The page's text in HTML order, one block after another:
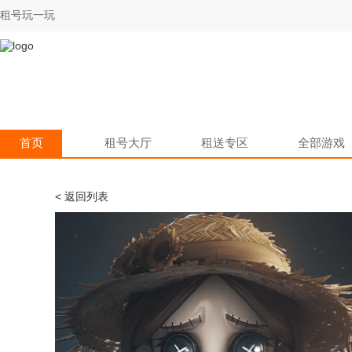
租号玩一玩
首页 租号大厅 租送专区 全部游戏
< 返回列表